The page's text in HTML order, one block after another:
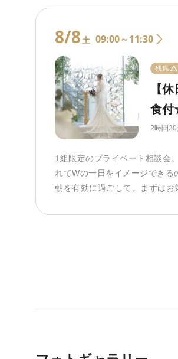
8/8土 09:00～11:30
残席
【
食付
2時間
1組限定のプライベート相談会
れてWの一日をイメージでき
朝を有効に過ごして。まずはお